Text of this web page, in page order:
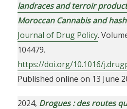
landraces and terroir
Moroccan Cannabis and
Journal of Drug Policy.
104479.
https://doi.org/10.1016/
Published online on 13 June
2024, Drogues : des routes